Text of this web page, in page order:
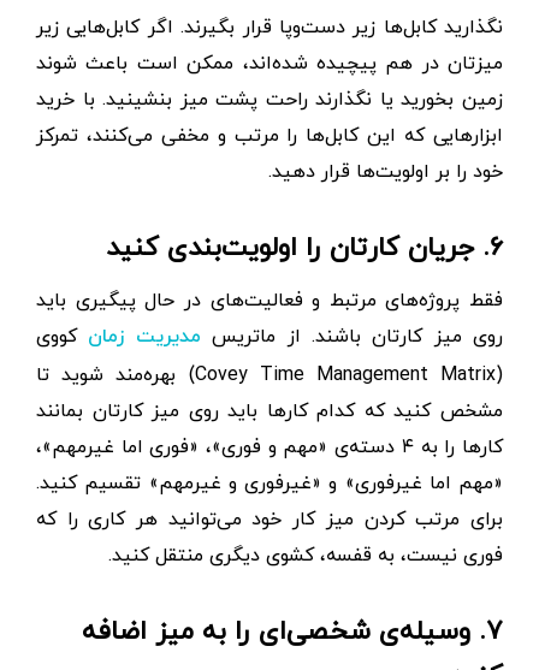
نگذارید کابل‌ها زیر دست‌وپا قرار بگیرند. اگر کابل‌هایی زیر
میزتان در هم‌ پیچیده شده‌اند، ممکن است باعث شوند
زمین بخورید یا نگذارند راحت پشت میز بنشینید. با خرید
ابزارهایی که این کابل‌ها را مرتب و مخفی می‌کنند، تمرکز
خود را بر اولویت‌ها قرار دهید.
۶. جریان کارتان را اولویت‌بندی کنید
فقط پروژه‌های مرتبط و فعالیت‌های در حال پیگیری باید
روی میز کارتان باشند. از ماتریس مدیریت زمان کووی
(Covey Time Management Matrix) بهره‌مند شوید تا
مشخص کنید که کدام کارها باید روی میز کارتان بمانند
کارها را به ۴ دسته‌ی «مهم و فوری»، «فوری اما غیرمهم»،
«مهم اما غیرفوری» و «غیرفوری و غیرمهم» تقسیم کنید.
برای مرتب کردن میز کار خود می‌توانید هر کاری را که
فوری نیست، به قفسه، کشوی دیگری منتقل کنید.
۷. وسیله‌ی شخصی‌ای را به میز اضافه